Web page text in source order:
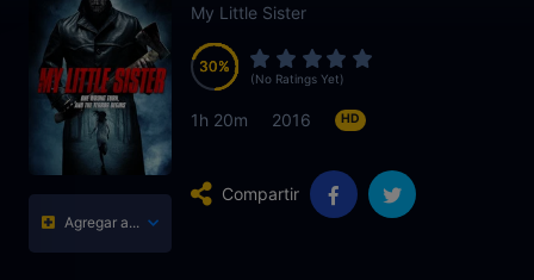
Agregar a...
My Little Sister
30
30
30
30
(No Ratings Yet)
1h 20m 2016 HD
Compartir